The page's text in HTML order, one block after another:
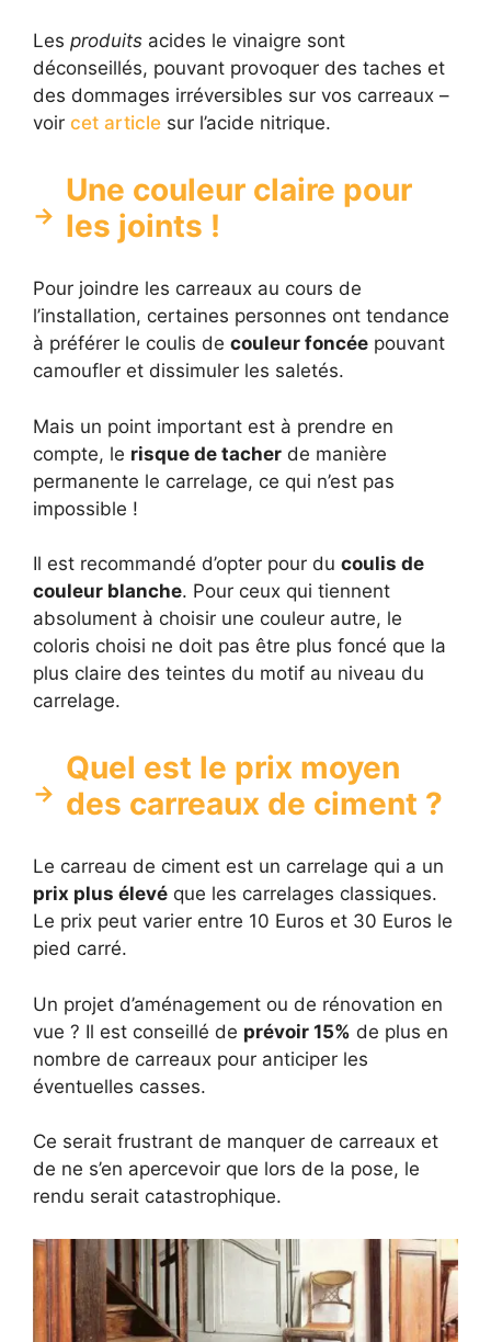
Les produits acides le vinaigre sont
déconseillés, pouvant provoquer des taches et
des dommages irréversibles sur vos carreaux –
voir cet article sur l’acide nitrique.
Une couleur claire pour
les joints !
Pour joindre les carreaux au cours de
l’installation, certaines personnes ont tendance
à préférer le coulis de couleur foncée pouvant
camoufler et dissimuler les saletés.
Mais un point important est à prendre en
compte, le risque de tacher de manière
permanente le carrelage, ce qui n’est pas
impossible !
Il est recommandé d’opter pour du coulis de
couleur blanche. Pour ceux qui tiennent
absolument à choisir une couleur autre, le
coloris choisi ne doit pas être plus foncé que la
plus claire des teintes du motif au niveau du
carrelage.
Quel est le prix moyen
des carreaux de ciment ?
Le carreau de ciment est un carrelage qui a un
prix plus élevé que les carrelages classiques.
Le prix peut varier entre 10 Euros et 30 Euros le
pied carré.
Un projet d’aménagement ou de rénovation en
vue ? Il est conseillé de prévoir 15% de plus en
nombre de carreaux pour anticiper les
éventuelles casses.
Ce serait frustrant de manquer de carreaux et
de ne s’en apercevoir que lors de la pose, le
rendu serait catastrophique.